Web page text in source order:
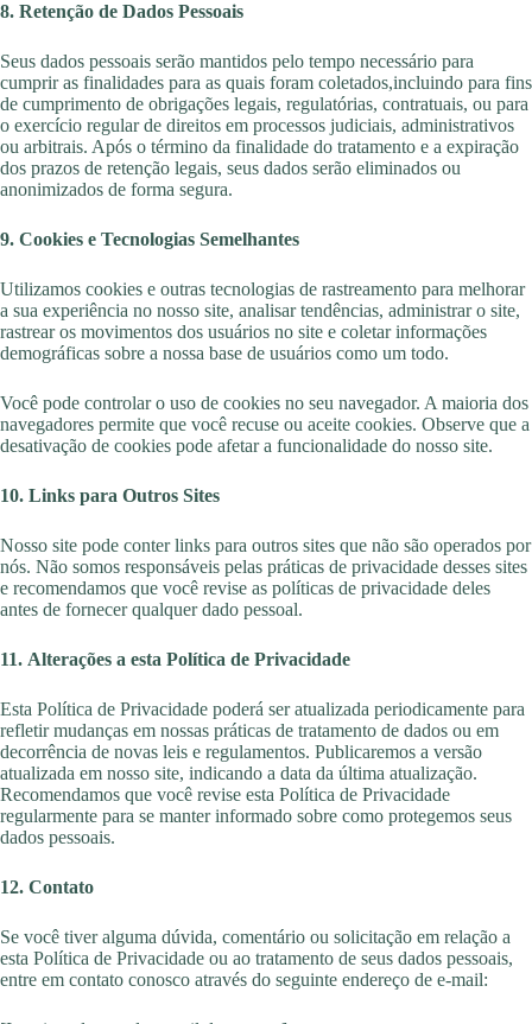
8. Retenção de Dados Pessoais
Seus dados pessoais serão mantidos pelo tempo necessário para
cumprir as finalidades para as quais foram coletados,incluindo para fins
de cumprimento de obrigações legais, regulatórias, contratuais, ou para
o exercício regular de direitos em processos judiciais, administrativos
ou arbitrais. Após o término da finalidade do tratamento e a expiração
dos prazos de retenção legais, seus dados serão eliminados ou
anonimizados de forma segura.
9. Cookies e Tecnologias Semelhantes
Utilizamos cookies e outras tecnologias de rastreamento para melhorar
a sua experiência no nosso site, analisar tendências, administrar o site,
rastrear os movimentos dos usuários no site e coletar informações
demográficas sobre a nossa base de usuários como um todo.
Você pode controlar o uso de cookies no seu navegador. A maioria dos
navegadores permite que você recuse ou aceite cookies. Observe que a
desativação de cookies pode afetar a funcionalidade do nosso site.
10. Links para Outros Sites
Nosso site pode conter links para outros sites que não são operados por
nós. Não somos responsáveis pelas práticas de privacidade desses sites
e recomendamos que você revise as políticas de privacidade deles
antes de fornecerqualquer dado pessoal.
11. Alterações a esta Política de Privacidade
Esta Política de Privacidade poderá ser atualizada periodicamente para
refletir mudanças em nossas práticas de tratamento de dados ou em
decorrência de novas leis e regulamentos. Publicaremos a versão
atualizada em nosso site, indicando a data da última atualização.
Recomendamos que você revise esta Política de Privacidade
regularmente para se manter informado sobre como protegemos seus
dados pessoais.
12. Contato
Se você tiver alguma dúvida, comentário ou solicitação em relação a
esta Política de Privacidade ou ao tratamento de seus dados pessoais,
entre em contato conosco através do seguinte endereço de e-mail: